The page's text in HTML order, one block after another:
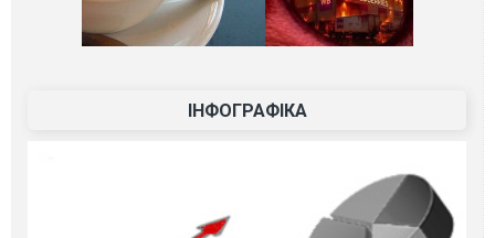
ІНФОГРАФІКА